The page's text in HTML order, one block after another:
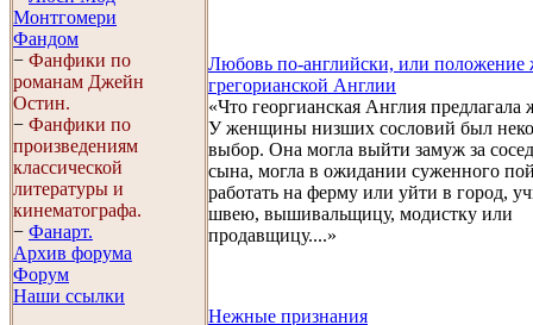
Монтгомери
Фандом
− Фанфики по
романам Джейн
Остин.
− Фанфики по
произведениям
классической
литературы и
кинематографа.
− Фанарт.
Архив форума
Форум
Наши ссылки
Любовь по-английски, или
грегорианской Англии
«Что георгианская Англия
У женщины низших сословий был
выбор. Она могла выйти замуж за
сына, могла в ожидании суженного
работать на ферму или уйти в город,
швею, вышивальщицу, модистку или
продавщицу....»
Нежные признания